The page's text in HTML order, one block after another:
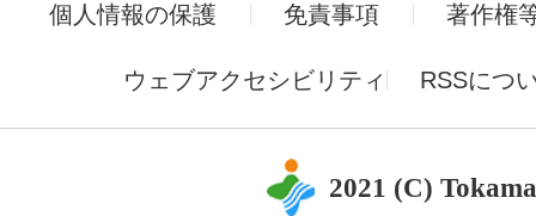
個人情報の保護 免責事項 著作権
ウェブアクセシビリティ RSSにつ
2021 (C)